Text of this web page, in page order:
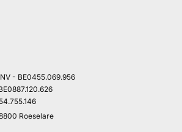
- BE0455.069.956
Roeselare